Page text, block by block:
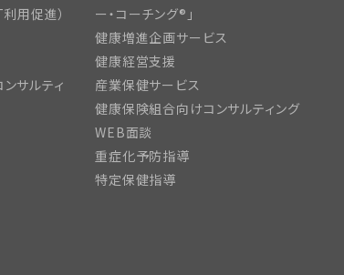
用促進）
サルティ
ー・コーチング®」
健康増進企画サービス
健康経営支援
産業保健サービス
健康保険組合向けコンサルティング
WEB面談
重症化予防指導
特定保健指導